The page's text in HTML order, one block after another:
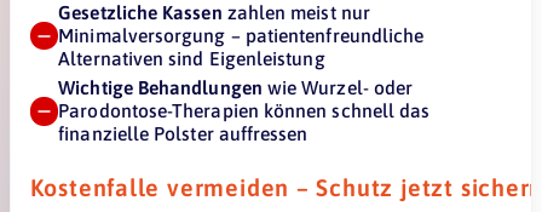
Gesetzliche Kassen zahlen meist nur
Minimalversorgung – patientenfreundliche
Alternativen sind Eigenleistung
Wichtige Behandlungen wie Wurzel- oder
Parodontose-Therapien können schnell das
finanzielle Polster auffressen
Kostenfalle vermeiden – Schutz jetzt